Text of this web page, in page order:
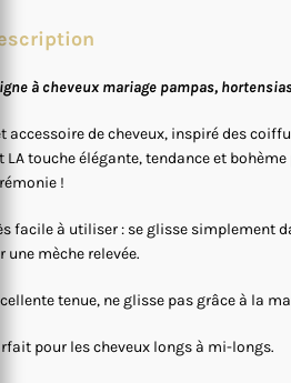
à cheveux mariage pampas,
accessoire de cheveux, inspiré des
LA touche élégante, tendance et
!
facile à utiliser : se glisse simplement
une mèche relevée.
tenue, ne glisse pas grâce à la
pour les cheveux longs à mi-longs.